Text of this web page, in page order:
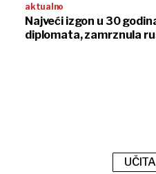
aktualno
Najveći izgon u 30
diplomata, zamrznula